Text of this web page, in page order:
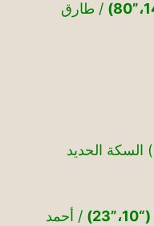
/ طارق
(“10،”23)
/ أحمد